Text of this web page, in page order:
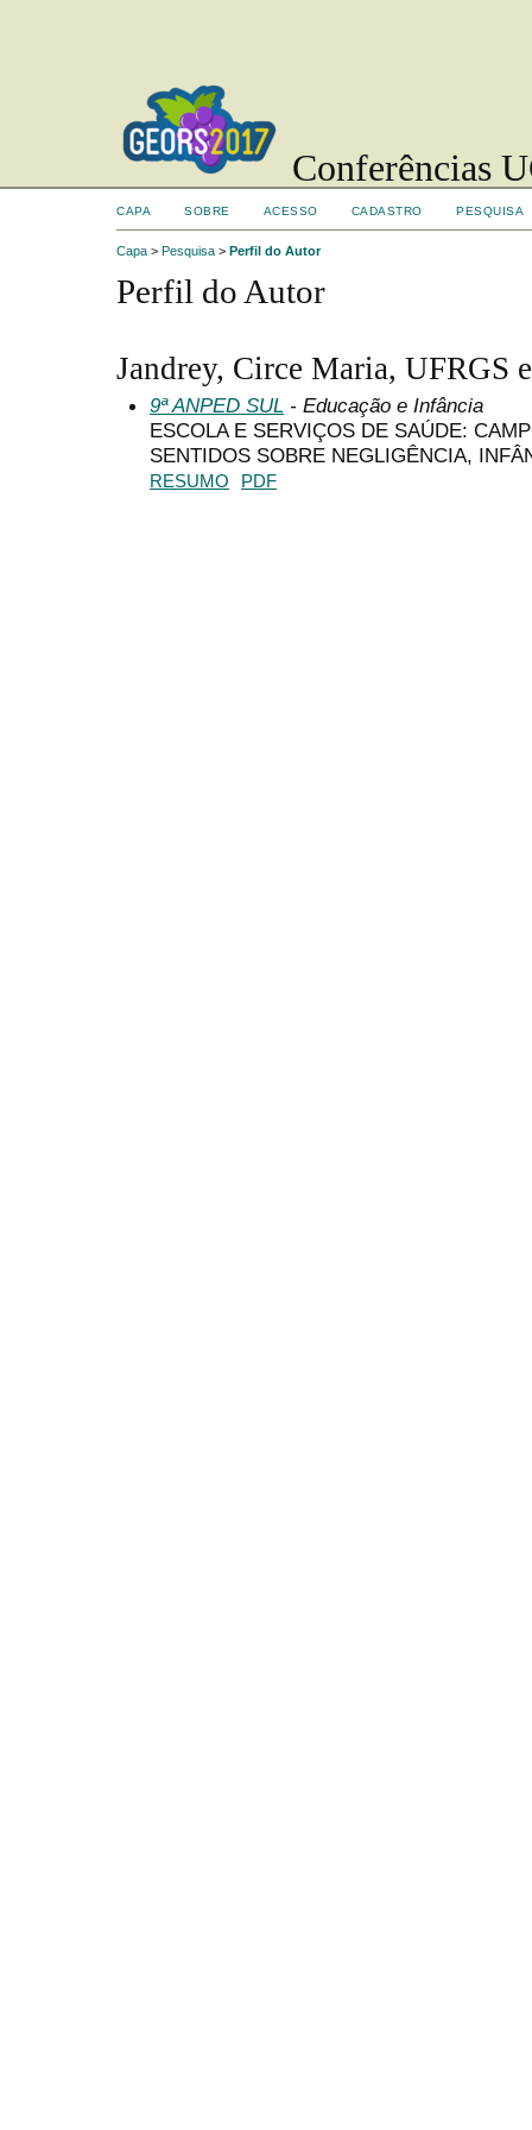
Conferências
CAPA SOBRE ACESSO CADASTRO PESQUISA
Capa > Pesquisa > Perfil do Autor
Perfil do Autor
Jandrey, Circe Maria, UFRGS
9ª ANPED SUL - Educação e Infância
ESCOLA E SERVIÇOS DE SAÚDE:
SENTIDOS SOBRE NEGLIGÊNCIA,
RESUMO PDF